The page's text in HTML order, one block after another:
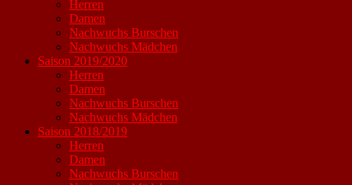
Herren
Damen
Nachwuchs Burschen
Nachwuchs Mädchen
Saison 2019/2020
Herren
Damen
Nachwuchs Burschen
Nachwuchs Mädchen
Saison 2018/2019
Herren
Damen
Nachwuchs Burschen